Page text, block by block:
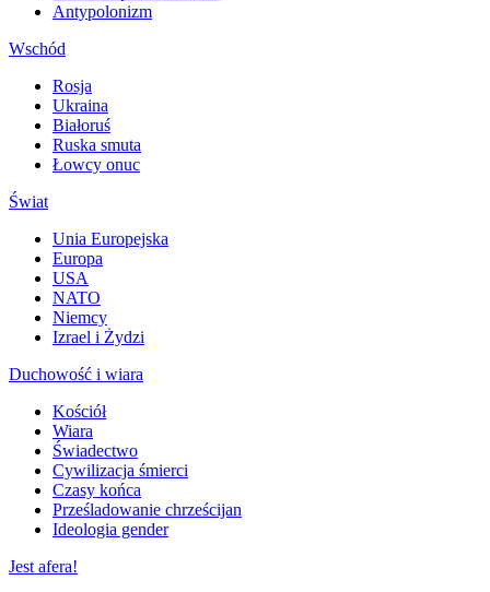
Antypolonizm
Wschód
Rosja
Ukraina
Białoruś
Ruska smuta
Łowcy onuc
Świat
Unia Europejska
Europa
USA
NATO
Niemcy
Izrael i Żydzi
Duchowość i wiara
Kościół
Wiara
Świadectwo
Cywilizacja śmierci
Czasy końca
Prześladowanie chrześcijan
Ideologia gender
Jest afera!